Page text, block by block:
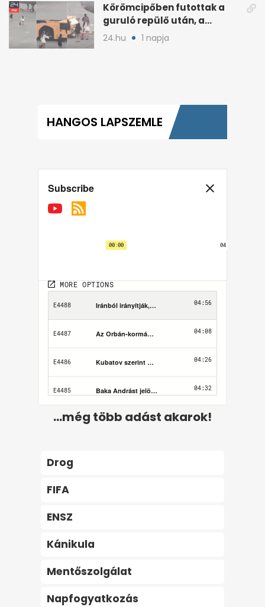
Körömcipőben futottak a
guruló repülő után, a
hatóságok közbeléptek
24.hu 1 napja
HANGOS LAPSZEMLE
...még több adást akarok!
Drog
FIFA
ENSZ
Kánikula
Mentőszolgálat
Napfogyatkozás